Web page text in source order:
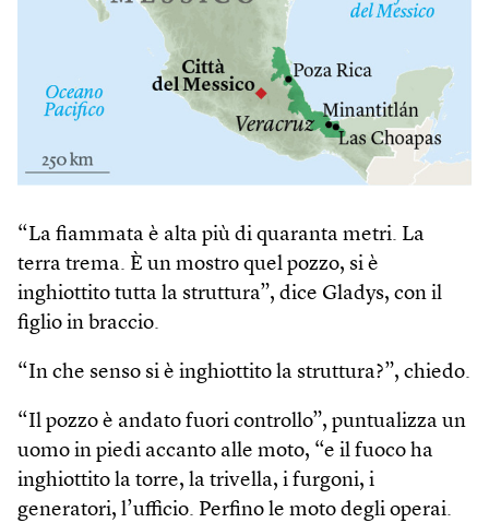
“La fiammata è alta più di quaranta metri. La
terra trema. È un mostro quel pozzo, si è
inghiottito tutta la struttura”, dice Gladys, con il
figlio in braccio.
“In che senso si è inghiottito la struttura?”, chiedo.
“Il pozzo è andato fuori controllo”, puntualizza un
uomo in piedi accanto alle moto, “e il fuoco ha
inghiottito la torre, la trivella, i furgoni, i
generatori, l’ufficio. Perfino le moto degli operai.